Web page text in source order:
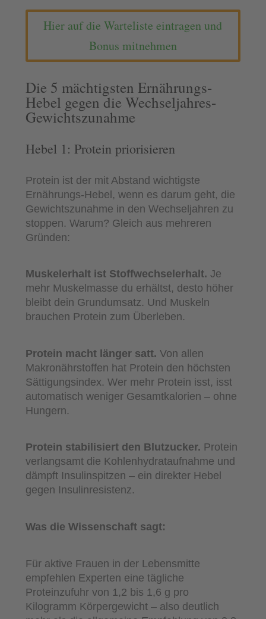
Hier auf die Warteliste eintragen und
Bonus mitnehmen
Die 5 mächtigsten Ernährungs-
Hebel gegen die Wechseljahres-
Gewichtszunahme
Hebel 1: Protein priorisieren
Protein ist der mit Abstand wichtigste
Ernährungs-Hebel, wenn es darum geht, die
Gewichtszunahme in den Wechseljahren zu
stoppen. Warum? Gleich aus mehreren
Gründen:
Muskelerhalt ist Stoffwechselerhalt. Je
mehr Muskelmasse du erhältst, desto höher
bleibt dein Grundumsatz. Und Muskeln
brauchen Protein zum Überleben.
Protein macht länger satt. Von allen
Makronährstoffen hat Protein den höchsten
Sättigungsindex. Wer mehr Protein isst, isst
automatisch weniger Gesamtkalorien – ohne
Hungern.
Protein stabilisiert den Blutzucker. Protein
verlangsamt die Kohlenhydrataufnahme und
dämpft Insulinspitzen – ein direkter Hebel
gegen Insulinresistenz.
Was die Wissenschaft sagt:
Für aktive Frauen in der Lebensmitte
empfehlen Experten eine tägliche
Proteinzufuhr von 1,2 bis 1,6 g pro
Kilogramm Körpergewicht – also deutlich